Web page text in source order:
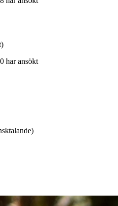
har ansökt